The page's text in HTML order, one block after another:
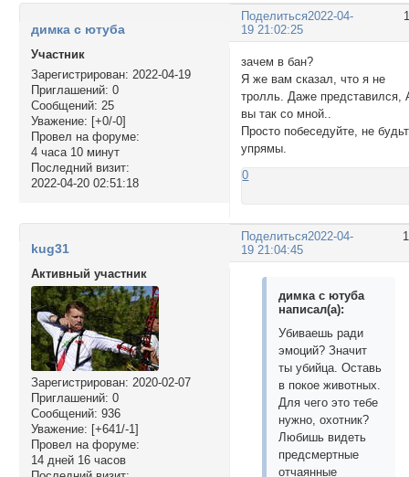
Поделиться2022-04-
19 21:02:25
димка с ютуба
Участник
Зарегистрирован: 2022-04-19
Приглашений: 0
Сообщений: 25
Уважение: [+0/-0]
Провел на форуме:
4 часа 10 минут
Последний визит:
2022-04-20 02:51:18
зачем в бан?
Я же вам сказал, что я не
тролль. Даже представился,
вы так со мной..
Просто побеседуйте, не
упрямы.
0
Поделиться2022-04-
19 21:04:45
kug31
Активный участник
Зарегистрирован: 2020-02-07
Приглашений: 0
Сообщений: 936
Уважение: [+641/-1]
Провел на форуме:
14 дней 16 часов
димка с ютуба
написал(а):
Убиваешь ради
эмоций? Значит
ты убийца. Оставь
в покое животных.
Для чего это тебе
нужно, охотник?
Любишь видеть
предсмертные
отчаянные